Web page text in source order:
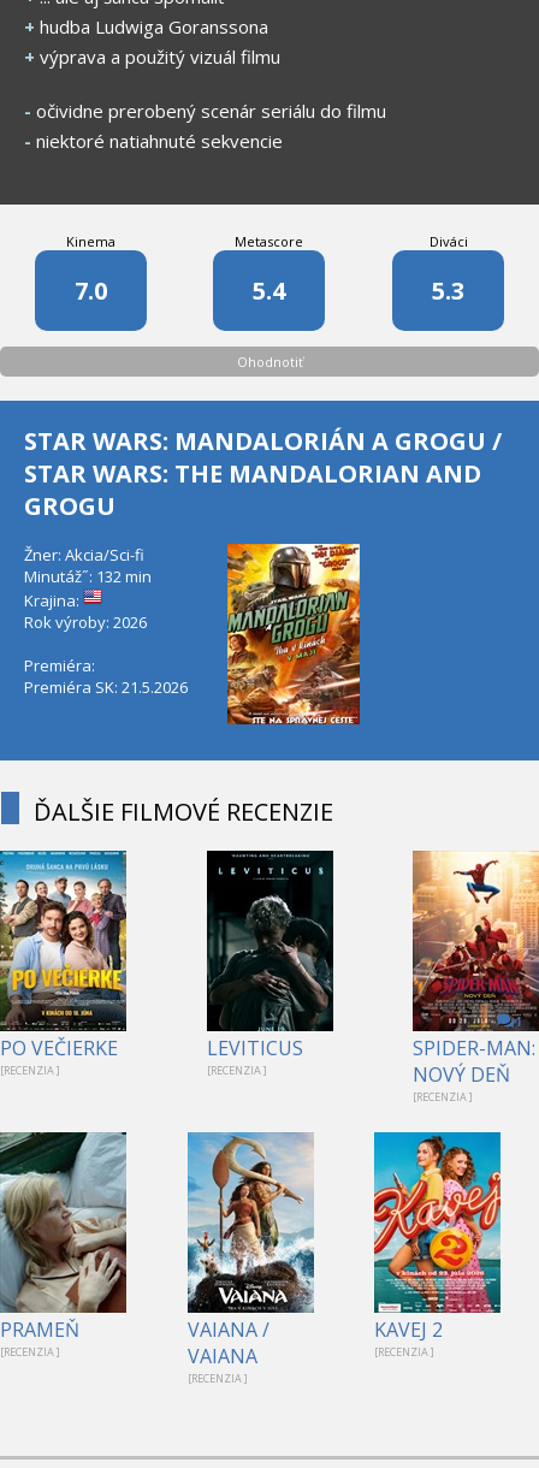
+ hudba Ludwiga Goranssona
+ výprava a použitý vizuál filmu
- očividne prerobený scenár seriálu do filmu
- niektoré natiahnuté sekvencie
Kinema
7.0
Metascore
5.4
Diváci
5.3
Ohodnotiť
STAR WARS: MANDALORIÁN A GROGU /
STAR WARS: THE MANDALORIAN AND
GROGU
Žner: Akcia/Sci-fi
Minutáž˝: 132 min
Krajina:
Rok výroby: 2026
Premiéra:
Premiéra SK: 21.5.2026
ĎALŠIE FILMOVÉ RECENZIE
PO VEČIERKE
[RECENZIA ]
LEVITICUS
[RECENZIA ]
1
SPIDER-MAN:
NOVÝ DEŇ
[RECENZIA ]
PRAMEŇ
[RECENZIA ]
VAIANA /
VAIANA
[RECENZIA ]
KAVEJ 2
[RECENZIA ]